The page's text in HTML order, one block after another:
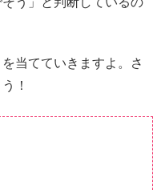
当てていきますよ。さ
！